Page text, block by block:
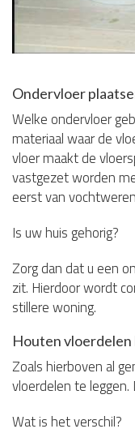
Ondervloer
Welke ondervloer
materiaal waar de
vloer maakt de
vastgezet worden
eerst van
Is uw huis gehorig?
Zorg dan dat u een
zit. Hierdoor wordt
stillere woning.
Houten vloerdelen
Zoals hierboven al
vloerdelen te
Wat is het verschil?